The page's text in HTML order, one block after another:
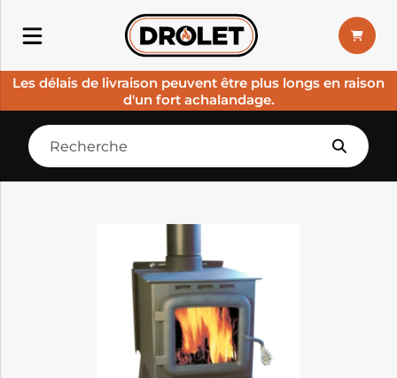
Les délais de livraison peuvent être plus longs en raison
d'un fort achalandage.